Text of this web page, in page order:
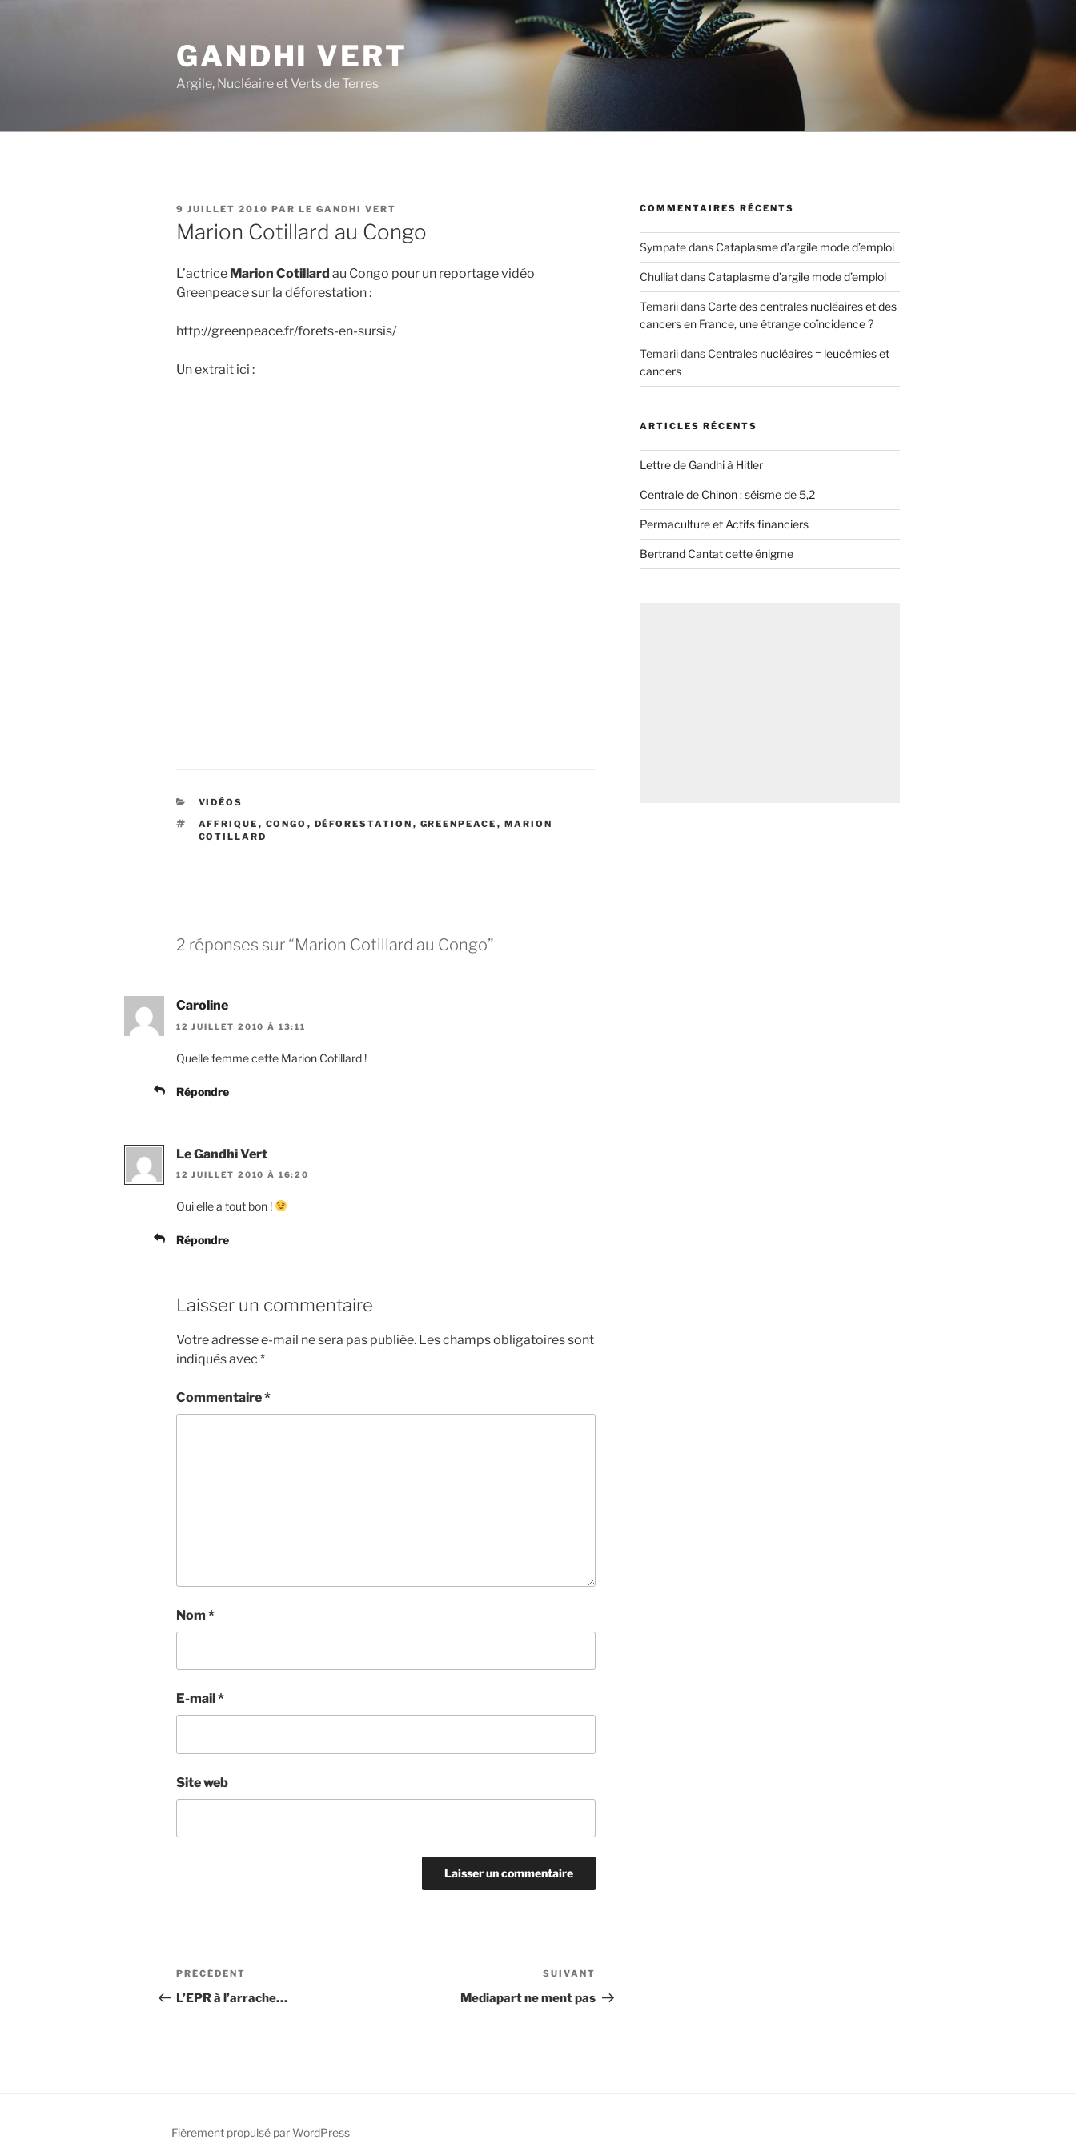
GANDHI VERT
Argile, Nucléaire et Verts de Terres
PUBLIÉ
LE
9 JUILLET 2010 PAR LE GANDHI VERT
Marion Cotillard au Congo
L’actrice Marion Cotillard au Congo pour un reportage vidéo
Greenpeace sur la déforestation :
http://greenpeace.fr/forets-en-sursis/
Un extrait ici :
CATÉGORIES
VIDÉOS
ÉTIQUETTES
AFFRIQUE , CONGO , DÉFORESTATION , GREENPEACE , MARION
COTILLARD
2 réponses sur “Marion Cotillard au Congo”
Caroline
12 JUILLET 2010 À 13:11
Quelle femme cette Marion Cotillard !
Répondre
Le Gandhi Vert
12 JUILLET 2010 À 16:20
Oui elle a tout bon !
Répondre
Laisser un commentaire
Votre adresse e-mail ne sera pas publiée. Les champs obligatoires sont
indiqués avec *
Commentaire*
Nom *
E-mail *
Site web
Navigation
de
Article
précédent
PRÉCÉDENT
L’EPR à l’arrache…
suivant
SUIVANT
Mediapart ne ment pas
COMMENTAIRES RÉCENTS
Sympatedans Cataplasme d’argile mode d’emploi
Chulliatdans Cataplasme d’argile mode d’emploi
Temariidans Carte des centrales nucléaires et des
cancers en France, une étrange coïncidence ?
Temariidans Centrales nucléaires = leucémies et
cancers
ARTICLES RÉCENTS
Lettre de Gandhi à Hitler
Centrale de Chinon : séisme de 5,2
Permaculture et Actifs financiers
Bertrand Cantat cette énigme
Fièrement propulsé par WordPress